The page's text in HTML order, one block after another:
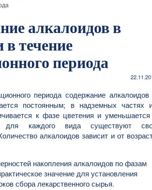
алкалоидов в
в течение
периода
периода содержание
постоянным; в надземных частях
к фазе цветения и
для каждого вида существуют
алкалоидов зависит и от
накопления алкалоидов по фазам
значение для установления
сбора лекарственного сырья.